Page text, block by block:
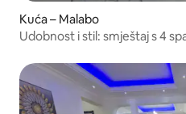
Kuća – Malabo
Udobnost i stil: smještaj s 4